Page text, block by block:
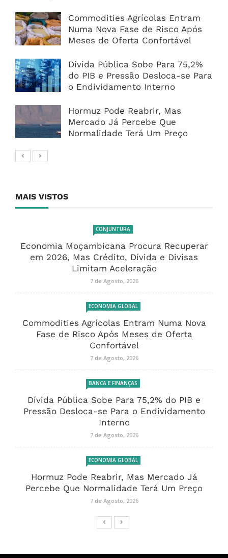
Commodities Agrícolas Entram
Numa Nova Fase de Risco Após
Meses de Oferta Confortável
Dívida Pública Sobe Para 75,2%
do PIB e Pressão Desloca-se Para
o Endividamento Interno
Hormuz Pode Reabrir, Mas
Mercado Já Percebe Que
Normalidade Terá Um Preço
MAIS VISTOS
CONJUNTURA
Economia Moçambicana Procura Recuperar
em 2026, Mas Crédito, Dívida e Divisas
Limitam Aceleração
7 de Agosto, 2026
ECONOMIA GLOBAL
Commodities Agrícolas Entram Numa Nova
Fase de Risco Após Meses de Oferta
Confortável
7 de Agosto, 2026
BANCA E FINANÇAS
Dívida Pública Sobe Para 75,2% do PIB e
Pressão Desloca-se Para o Endividamento
Interno
7 de Agosto, 2026
ECONOMIA GLOBAL
Hormuz Pode Reabrir, Mas Mercado Já
Percebe Que Normalidade Terá Um Preço
7 de Agosto, 2026